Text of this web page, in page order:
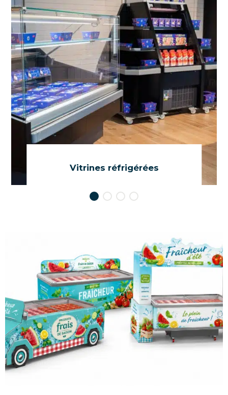
Vitrines réfrigérées
verticales et comptoirs réfrigérés.